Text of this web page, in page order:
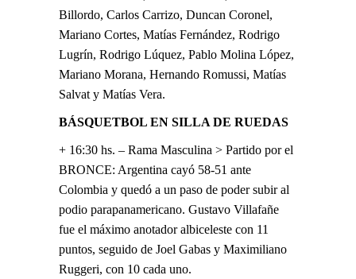
Billordo, Carlos Carrizo, Duncan Coronel,
Mariano Cortes, Matías Fernández, Rodrigo
Lugrín, Rodrigo Lúquez, Pablo Molina López,
Mariano Morana, Hernando Romussi, Matías
Salvat y Matías Vera.
BÁSQUETBOL EN SILLA DE RUEDAS
+ 16:30 hs. – Rama Masculina > Partido por el
BRONCE: Argentina cayó 58-51 ante
Colombia y quedó a un paso de poder subir al
podio parapanamericano. Gustavo Villafañe
fue el máximo anotador albiceleste con 11
puntos, seguido de Joel Gabas y Maximiliano
Ruggeri, con 10 cada uno.